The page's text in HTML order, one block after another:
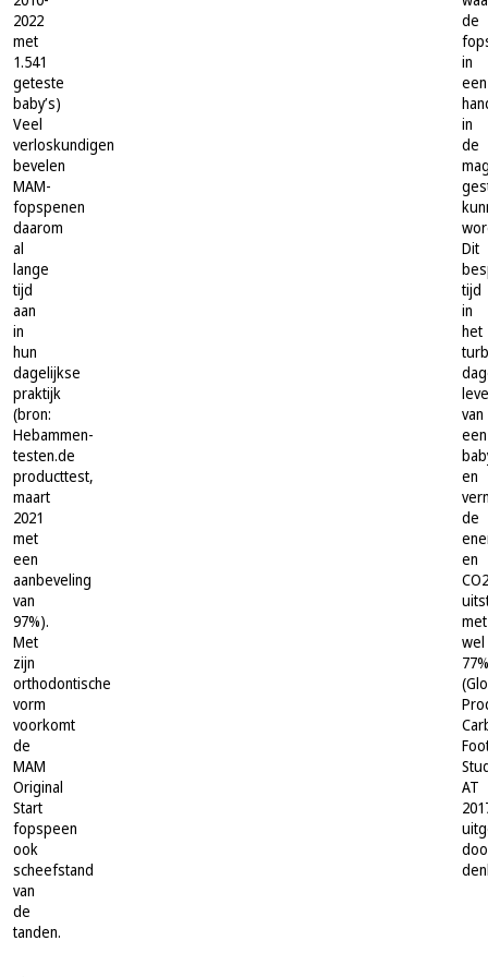
2022
met
1.541
geteste
baby’s)
Veel
verloskundigen
bevelen
MAM-
fopspenen
daarom
al
lange
tijd
aan
in
hun
dagelijkse
praktijk
(bron:
Hebammen-
testen.de
producttest,
maart
2021
met
een
aanbeveling
van
97%).
Met
zijn
orthodontische
vorm
voorkomt
de
MAM
Original
Start
fopspeen
ook
scheefstand
van
de
tanden.
de
in
een
in
de
Dit
tijd
in
het
van
een
en
de
en
met
wel
77%
AT